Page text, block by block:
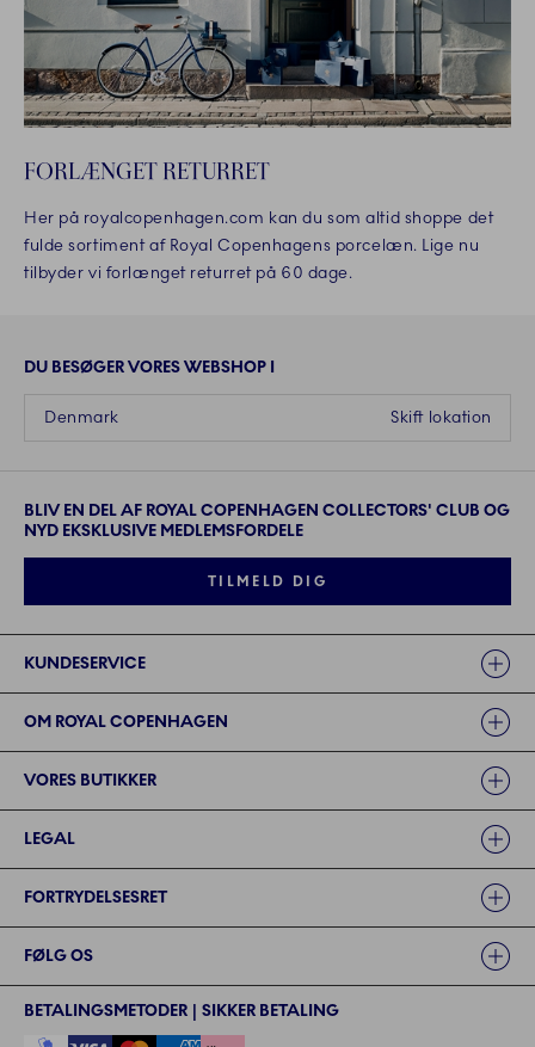
FORLÆNGET RETURRET
Her på royalcopenhagen.com kan du som altid shoppe det
fulde sortiment af Royal Copenhagens porcelæn. Lige nu
tilbyder vi forlænget returret på 60 dage.
DU BESØGER VORES WEBSHOP I
Skift lokation
Denmark
BLIV EN DEL AF ROYAL COPENHAGEN COLLECTORS' CLUB OG
NYD EKSKLUSIVE MEDLEMSFORDELE
TILMELD DIG
KUNDESERVICE
OM ROYAL COPENHAGEN
VORES BUTIKKER
LEGAL
FORTRYDELSESRET
FØLG OS
BETALINGSMETODER | SIKKER BETALING